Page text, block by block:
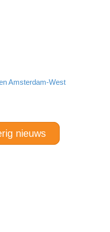
Amsterdam-West
nieuws